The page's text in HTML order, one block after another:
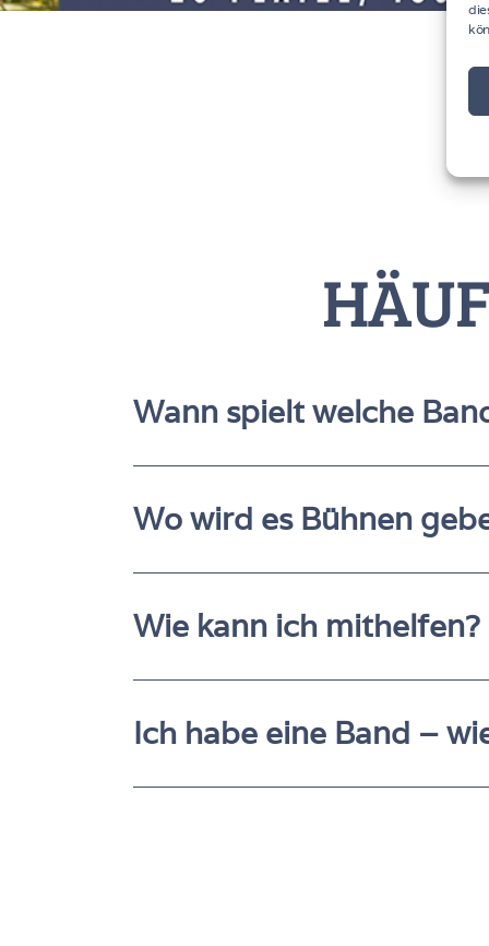
Wann spielt welche
Wo wird es Bühnen
Wie kann ich mithelfen?
Ich habe eine Band –